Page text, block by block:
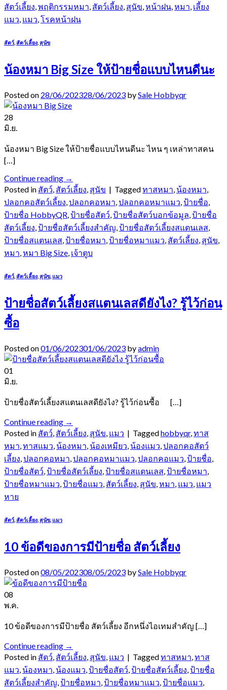
สัตว์เลี้ยง,พฤติกรรมหมา, สัตว์เลี้ยง, สุนัข,หน้าฝน,หมา, เลี้ยง
แมว, แมว,โรคหน้าฝน
สัตว์ สัตว์เลี้ยง สุนัข
น้องหมา Big Size ให้ป้ายชื่อแบบไหนดีนะ
Posted on 28/06/202328/06/2023 bySale Hobbyqr
28
มิ.ย.
น้องหมา Big Size ให้ป้ายชื่อแบบไหนดีนะ ไหน ๆ เหล่าทาสคน
[…]
Continue reading →
Posted in สัตว์, สัตว์เลี้ยง, สุนัข | Taggedทาสหมา, น้องหมา,
ปลอกคอสัตว์เลี้ยง,ปลอกคอหมา,ปลอกคอหมาแมว,ป้ายชื่อ,
ป้ายชื่อ HobbyQR,ป้ายชื่อสัตว์,ป้ายชื่อสัตว์บอกข้อมูล,ป้ายชื่อ
สัตว์เลี้ยง,ป้ายชื่อสัตว์เลี้ยงสำคัญ,ป้ายชื่อสัตว์เลี้ยงสแตนเลส,
ป้ายชื่อสแตนเลส,ป้ายชื่อหมา,ป้ายชื่อหมาแมว, สัตว์เลี้ยง, สุนัข,
หมา,หมา Big Size, เจ้าตูบ
สัตว์ สัตว์เลี้ยง สุนัข แมว
ป้ายชื่อสัตว์เลี้ยงสแตนเลสดียังไง? รู้ไว้ก่อน
ซื้อ
Posted on01/06/202301/06/2023 byadmin
01
มิ.ย.
ป้ายชื่อสัตว์เลี้ยงสแตนเลสดียังไง? รู้ไว้ก่อนซื้อ […]
Continue reading →
Posted in สัตว์, สัตว์เลี้ยง, สุนัข, แมว | Taggedhobbyqr,ทาส
หมา,ทาสแมว, น้องหมา, น้องเหมียว, น้องแมว,ปลอกคอสัตว์
เลี้ยง,ปลอกคอหมา,ปลอกคอหมาแมว,ปลอกคอแมว,ป้ายชื่อ,
ป้ายชื่อสัตว์,ป้ายชื่อสัตว์เลี้ยง,ป้ายชื่อสแตนเลส,ป้ายชื่อหมา,
ป้ายชื่อหมาแมว,ป้ายชื่อแมว, สัตว์เลี้ยง, สุนัข,หมา, แมว, แมว
หาย
สัตว์ สัตว์เลี้ยง สุนัข แมว
10 ข้อดีของการมีป้ายชื่อ สัตว์เลี้ยง
Posted on08/05/202308/05/2023 bySale Hobbyqr
08
พ.ค.
10 ข้อดีของการมีป้ายชื่อ สัตว์เลี้ยง อีกหนึ่งไอเทมสำคัญ […]
Continue reading →
Posted in สัตว์, สัตว์เลี้ยง, สุนัข, แมว | Taggedทาสหมา,ทาส
แมว, น้องหมา, น้องแมว,ป้ายชื่อสัตว์,ป้ายชื่อสัตว์เลี้ยง,ป้ายชื่อ
สัตว์เลี้ยงสำคัญ,ป้ายชื่อหมา,ป้ายชื่อหมาแมว,ป้ายชื่อแมว,